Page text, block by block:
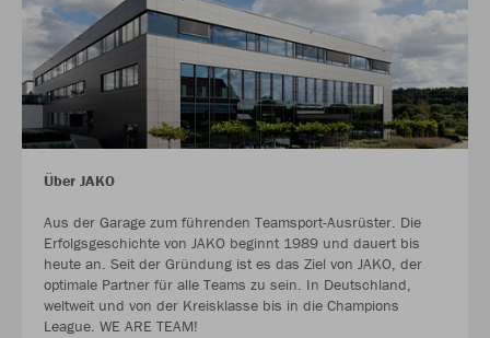
Über JAKO
Aus der Garage zum führenden Teamsport-Ausrüster. Die
Erfolgsgeschichte von JAKO beginnt 1989 und dauert bis
heute an. Seit der Gründung ist es das Ziel von JAKO, der
optimale Partner für alle Teams zu sein. In Deutschland,
weltweit und von der Kreisklasse bis in die Champions
League. WE ARE TEAM!